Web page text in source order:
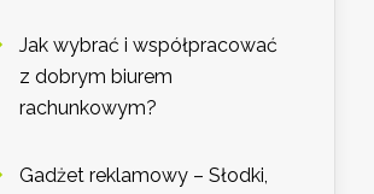
Jak wybrać i współpracować
z dobrym biurem
rachunkowym?
Gadżet reklamowy – Słodki,